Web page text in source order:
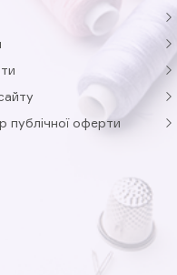
публічної оферти